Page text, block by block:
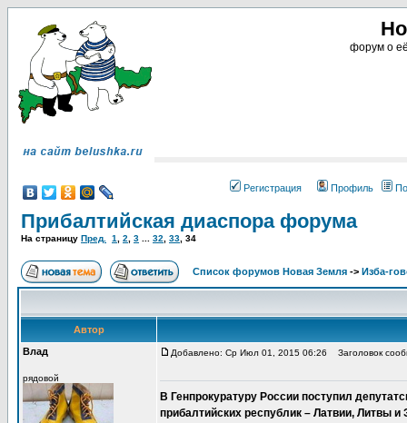
форум о
Регистрация Профиль
Прибалтийская диаспора форума
На страницу Пред. 1 2 3 32 33 34
Список форумов Новая Земля -> Изба-
Автор
Влад
рядовой
Добавлено: Ср Июл 01, 2015 06:26 Заголовок
В Генпрокуратуру России поступил
прибалтийских республик – Латвии, Литвы и